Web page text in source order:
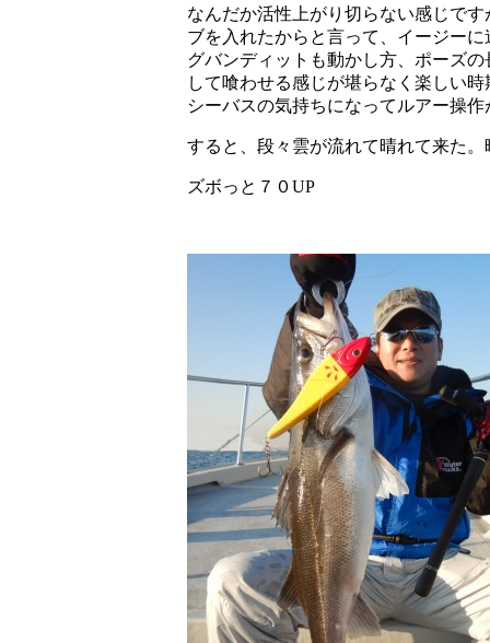
なんだか活性上がり切らない感じで
ブを入れたからと言って、イージー
グバンディットも動かし方、ポーズ
して喰わせる感じが堪らなく楽しい
シーバスの気持ちになってルアー操作
すると、段々雲が流れて晴れて来た
ズボっと７０UP